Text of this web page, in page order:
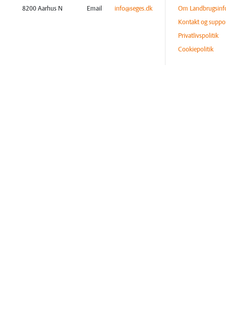
8200 Aarhus N
Email
info@seges.dk
Om
Kontakt og
Privatlivspolitik
Cookiepolitik